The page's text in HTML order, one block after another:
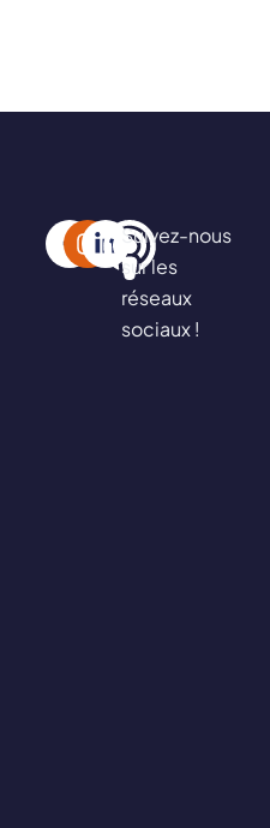
Suivez-nous
sur les
réseaux
sociaux !